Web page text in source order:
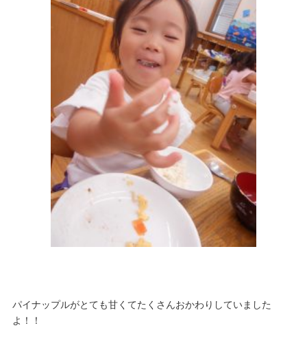
パイナップルがとても甘くてたくさんおかわりしていました
よ！！